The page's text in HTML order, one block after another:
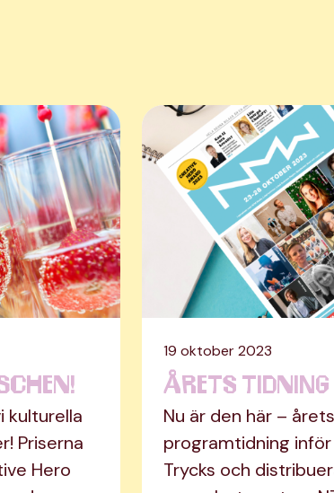
kulturella
Priserna
Hero
19 oktober 2023
Årets tidning
Nu är den här – årets
programtidning
Trycks och